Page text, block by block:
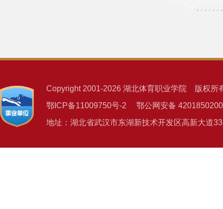
Copyright 2001-2026 湖北体育职业学院 版权所
鄂ICP备11009750号-2 鄂公网安备
地址：湖北省武汉市东湖新技术开发区高新大道